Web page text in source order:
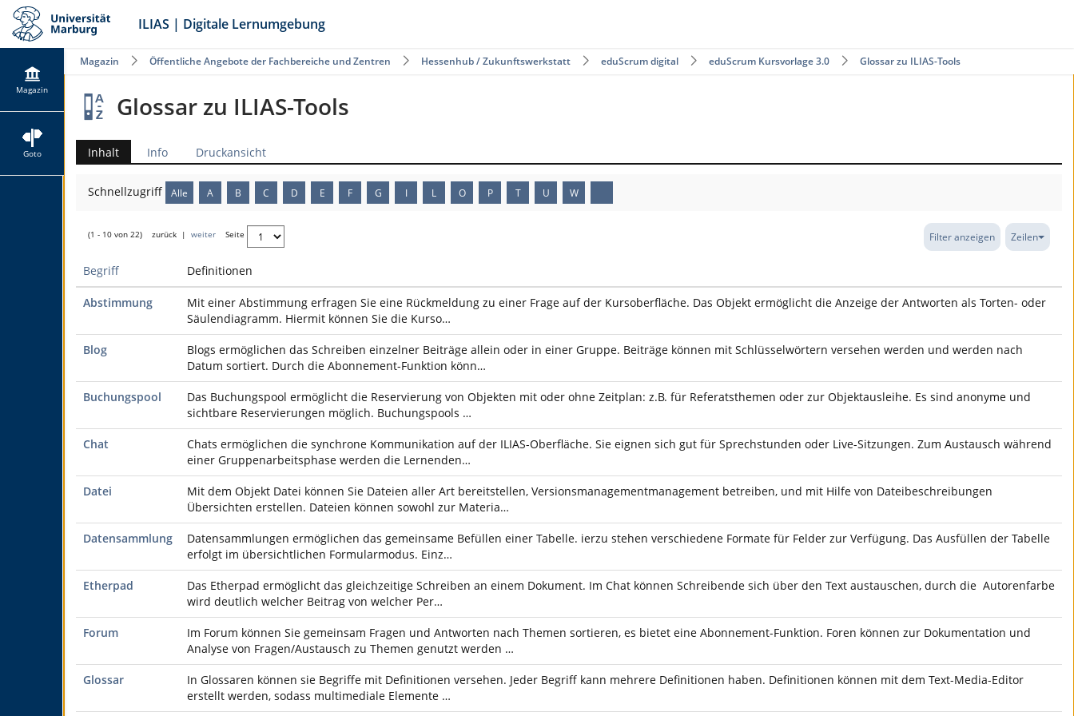
ILIAS | Digitale Lernumgebung
Magazin
Goto
Magazin Öffentliche Angebote der Fachbereiche und Zentren Hessenhub / Zukunftswerkstatt eduScrum digital eduScrum Kursvorlage 3.0 Glossar zu ILIAS-Tools
Glossar zu ILIAS-Tools
Inhalt Info Druckansicht
Schnellzugriff Alle A B C D E F G I L O P T U W
(1 - 10 von 22) zurück | weiter Seite Filter anzeigen Zeilen
Begriff Definitionen
Abstimmung
Mit einer Abstimmung erfragen Sie eine Rückmeldung zu einer Frage auf der Kursoberfläche. Das Objekt ermöglicht die Anzeige der Antworten als Torten- oder
Säulendiagramm. Hiermit können Sie die Kurso…
Blog
Blogs ermöglichen das Schreiben einzelner Beiträge allein oder in einer Gruppe. Beiträge können mit Schlüsselwörtern versehen werden und werden nach
Datum sortiert. Durch die Abonnement-Funktion könn…
Buchungspool
Das Buchungspool ermöglicht die Reservierung von Objekten mit oder ohne Zeitplan: z.B. für Referatsthemen oder zur Objektausleihe. Es sind anonyme und
sichtbare Reservierungen möglich. Buchungspools …
Chat
Chats ermöglichen die synchrone Kommunikation auf der ILIAS-Oberfläche. Sie eignen sich gut für Sprechstunden oder Live-Sitzungen. Zum Austausch während
einer Gruppenarbeitsphase werden die Lernenden…
Datei
Mit dem Objekt Datei können Sie Dateien aller Art bereitstellen, Versionsmanagementmanagement betreiben, und mit Hilfe von Dateibeschreibungen
Übersichten erstellen. Dateien können sowohl zur Materia…
Datensammlung
Datensammlungen ermöglichen das gemeinsame Befüllen einer Tabelle. ierzu stehen verschiedene Formate für Felder zur Verfügung. Das Ausfüllen der Tabelle
erfolgt im übersichtlichen Formularmodus. Einz…
Etherpad
Das Etherpad ermöglicht das gleichzeitige Schreiben an einem Dokument. Im Chat können Schreibende sich über den Text austauschen, durch die Autorenfarbe
wird deutlich welcher Beitrag von welcher Per…
Forum
Im Forum können Sie gemeinsam Fragen und Antworten nach Themen sortieren, es bietet eine Abonnement-Funktion. Foren können zur Dokumentation und
Analyse von Fragen/Austausch zu Themen genutzt werden …
Glossar
In Glossaren können sie Begriffe mit Definitionen versehen. Jeder Begriff kann mehrere Definitionen haben. Definitionen können mit dem Text-Media-Editor
erstellt werden, sodass multimediale Elemente …